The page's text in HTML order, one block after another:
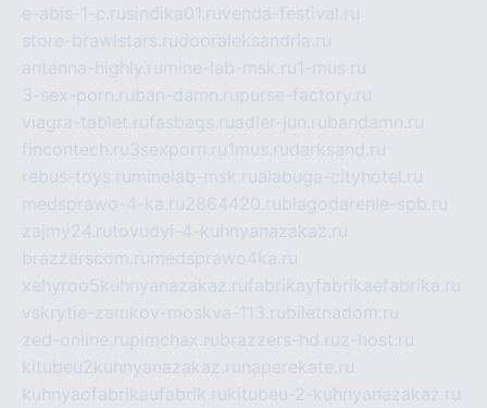
e-abis-1-c.rusindika01.ruvenda-festival.ru
store-brawlstars.rudooraleksandria.ru
antenna-highly.ru mine-lab-msk.ru1-mus.ru
3-sex-porn.ruban-damn.rupurse-factory.ru
viagra-tablet.rufasbags.ruadler-jun.rubandamn.ru
fincontech.ru3sexporn.ru1mus.rudarksand.ru
rebus-toys.ru minelab-msk.rualabuga-cityhotel.ru
medsprawo-4-ka.ru2864420.rublagodarenie-spb.ru
zajmy24.rutovudyi-4-kuhnyanazakaz.ru
brazzerscom.ru medsprawo4ka.ru
xehyroo5kuhnyanazakaz.rufabrikayfabrikaefabrika.ru
vskrytie-zamkov-moskva-113.rubiletnadom.ru
zed-online.rupimchax.rubrazzers-hd.ruz-host.ru
kitubeu2kuhnyanazakaz.ru naperekate.ru
kuhnyaofabrikaufabrik.rukitubeu-2-kuhnyanazakaz.ru